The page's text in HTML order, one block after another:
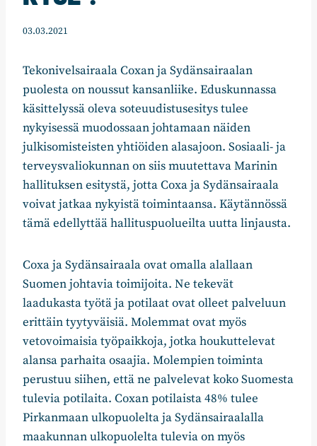
03.03.2021
Tekonivelsairaala Coxan ja Sydänsairaalan
puolesta on noussut kansanliike. Eduskunnassa
käsittelyssä oleva soteuudistusesitys tulee
nykyisessä muodossaan johtamaan näiden
julkisomisteisten yhtiöiden alasajoon. Sosiaali- ja
terveysvaliokunnan on siis muutettava Marinin
hallituksen esitystä, jotta Coxa ja Sydänsairaala
voivat jatkaa nykyistä toimintaansa. Käytännössä
tämä edellyttää hallituspuolueilta uutta linjausta.
Coxa ja Sydänsairaala ovat omalla alallaan
Suomen johtavia toimijoita. Ne tekevät
laadukasta työtä ja potilaat ovat olleet palveluun
erittäin tyytyväisiä. Molemmat ovat myös
vetovoimaisia työpaikkoja, jotka houkuttelevat
alansa parhaita osaajia. Molempien toiminta
perustuu siihen, että ne palvelevat koko Suomesta
tulevia potilaita. Coxan potilaista 48% tulee
Pirkanmaan ulkopuolelta ja Sydänsairaalalla
maakunnan ulkopuolelta tulevia on myös